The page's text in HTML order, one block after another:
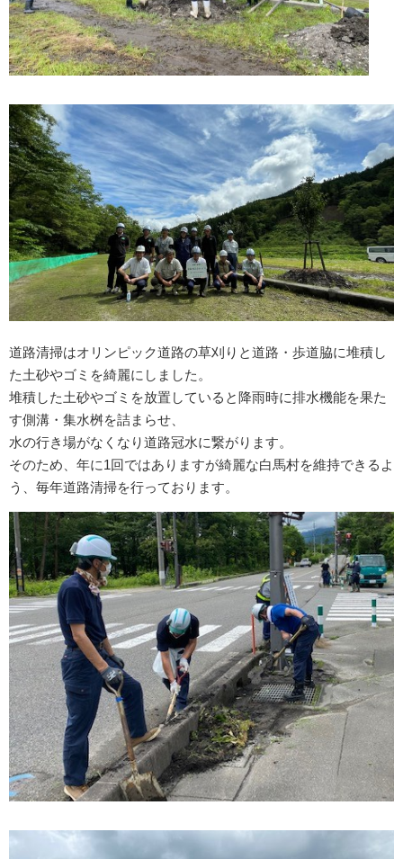
道路清掃はオリンピック道路の草刈りと道路・歩道脇に堆積し
た土砂やゴミを綺麗にしました。
堆積した土砂やゴミを放置していると降雨時に排水機能を果た
す側溝・集水桝を詰まらせ、
水の行き場がなくなり道路冠水に繋がります。
そのため、年に1回ではありますが綺麗な白馬村を維持できるよ
う、毎年道路清掃を行っております。